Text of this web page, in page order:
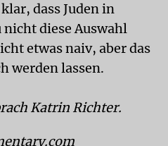
dass Juden in
diese Auswahl
etwas naiv, aber das
werden lassen.
Katrin Richter.